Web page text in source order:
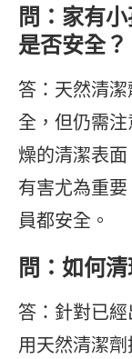
問：家有
是否安全？
答：天然清
全，但仍需
燥的清潔表
有害尤為重
員都安全。
問：如何
答：針對已
用天然清潔